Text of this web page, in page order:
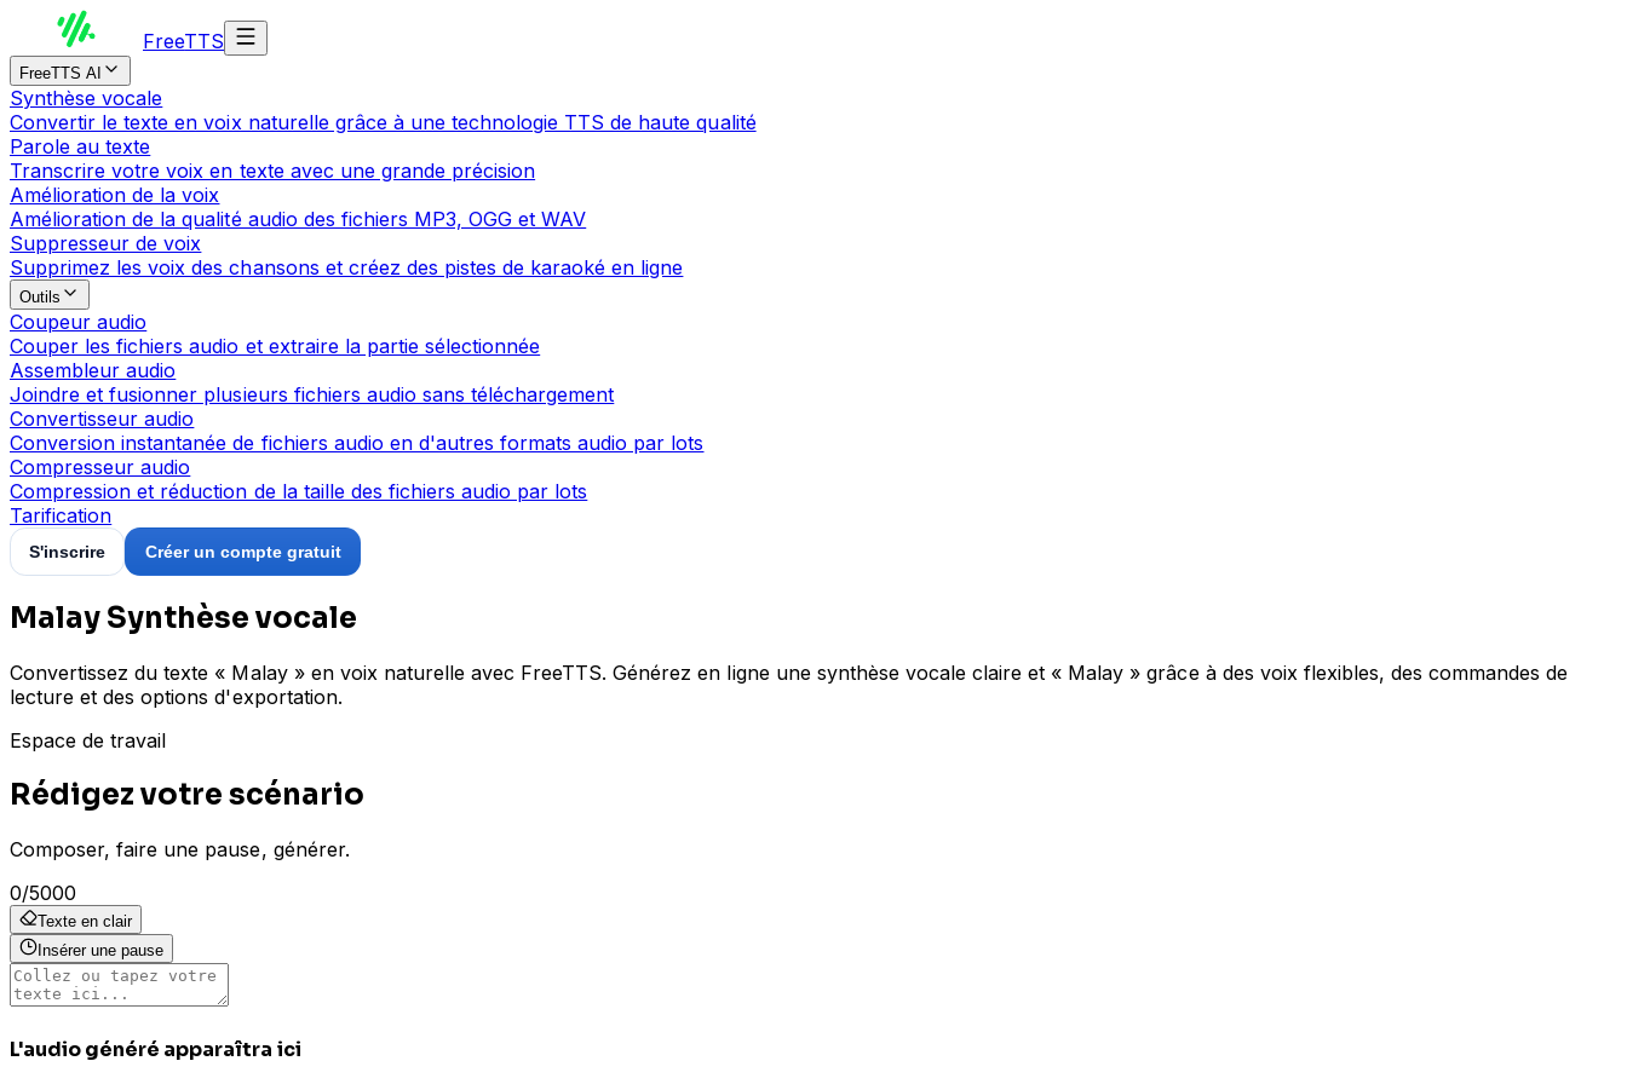
FreeTTS
FreeTTS AI
Synthèse vocale
Convertir le texte en voix naturelle grâce à une technologie TTS de haute qualité
Parole au texte
Transcrire votre voix en texte avec une grande précision
Amélioration de la voix
Amélioration de la qualité audio des fichiers MP3, OGG et WAV
Suppresseur de voix
Supprimez les voix des chansons et créez des pistes de karaoké en ligne
Outils
Coupeur audio
Couper les fichiers audio et extraire la partie sélectionnée
Assembleur audio
Joindre et fusionner plusieurs fichiers audio sans téléchargement
Convertisseur audio
Conversion instantanée de fichiers audio en d'autres formats audio par lots
Compresseur audio
Compression et réduction de la taille des fichiers audio par lots
Tarification
S'inscrire Créer un compte gratuit
Malay Synthèse vocale
Convertissez du texte « Malay » en voix naturelle avec FreeTTS. Générez en ligne une synthèse vocale claire et « Malay » grâce à des voix flexibles, des commandes de
lecture et des options d'exportation.
Espace de travail
Rédigez votre scénario
Composer, faire une pause, générer.
0/5000
Texte en clair
Insérer une pause
L'audio généré apparaîtra ici